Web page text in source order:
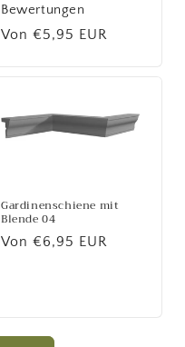
Bewertungen
Normaler
Von €5,95 EUR
Gardinenschiene mit
Blende 04
Normaler
Von €6,95 EUR